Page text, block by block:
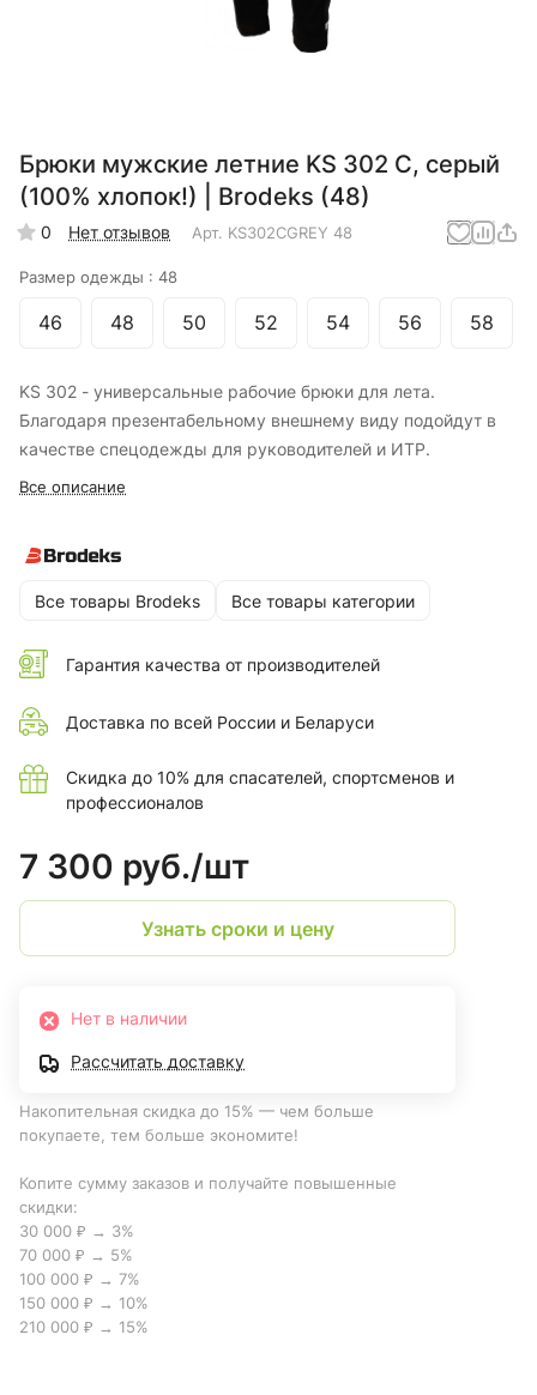
Брюки мужские летние KS 302 C, серый
(100% хлопок!) | Brodeks (48)
0 Нет отзывов Арт. KS302CGREY 48
Размер одежды : 48
46 48 50 52 54 56 58
KS 302 - универсальные рабочие брюки для лета.
Благодаря презентабельному внешнему виду подойдут в
качестве спецодежды для руководителей и ИТР.
Все описание
Все товары Brodeks Все товары категории
Гарантия качества от производителей
Доставка по всей России и Беларуси
Скидка до 10% для спасателей, спортсменов и
профессионалов
7 300 руб./шт
Узнать сроки и цену
Нет в наличии
Рассчитать доставку
Накопительная скидка до 15% — чем больше
покупаете, тем больше экономите!
Копите сумму заказов и получайте повышенные
скидки:
30 000 ₽ → 3%
70 000 ₽ → 5%
100 000 ₽ → 7%
150 000 ₽ → 10%
210 000 ₽ → 15%